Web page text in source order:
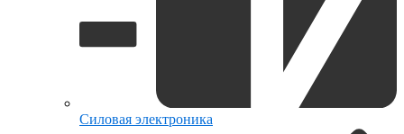
Силовая электроника